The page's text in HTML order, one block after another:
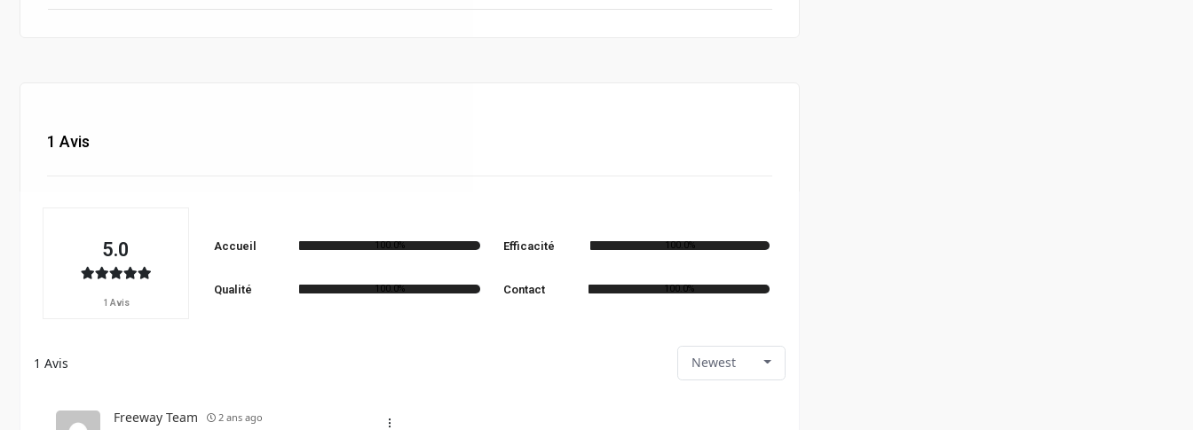
1 Avis
5.0
1 Avis
Accueil 100.0% Efficacité 100.0%
Qualité 100.0% Contact 100.0%
1 Avis Newest
Freeway Team 2 ans ago